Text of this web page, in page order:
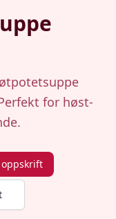
for høst-